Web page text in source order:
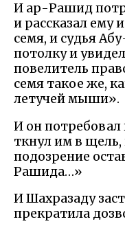
И ар-Рашид
и рассказал ему
семя, и судья
потолку и
повелитель
семя такое же,
летучей мыши».
И он потребовал
ткнул им в
подозрение
Рашида…»
И Шахразаду
прекратила